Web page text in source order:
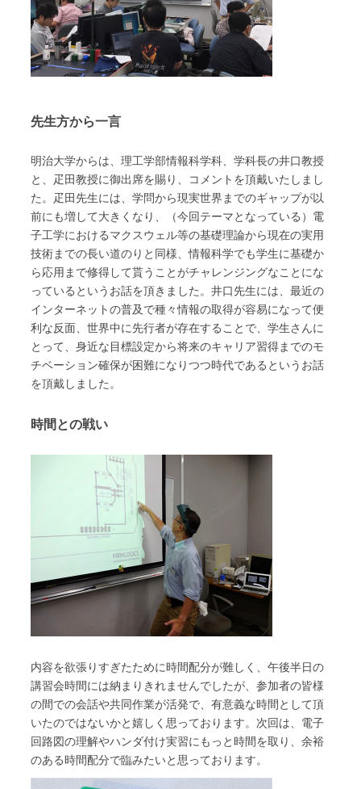
先生方から一言
明治大学からは、理工学部情報科学科、学科長の井口教授
と、疋田教授に御出席を賜り、コメントを頂戴いたしまし
た。疋田先生には、学問から現実世界までのギャップが以
前にも増して大きくなり、（今回テーマとなっている）電
子工学におけるマクスウェル等の基礎理論から現在の実用
技術までの長い道のりと同様、情報科学でも学生に基礎か
ら応用まで修得して貰うことがチャレンジングなことにな
っているというお話を頂きました。井口先生には、最近の
インターネットの普及で種々情報の取得が容易になって便
利な反面、世界中に先行者が存在することで、学生さんに
とって、身近な目標設定から将来のキャリア習得までのモ
チベーション確保が困難になりつつ時代であるというお話
を頂戴しました。
時間との戦い
内容を欲張りすぎたために時間配分が難しく、午後半日の
講習会時間には納まりきれませんでしたが、参加者の皆様
の間での会話や共同作業が活発で、有意義な時間として頂
いたのではないかと嬉しく思っております。次回は、電子
回路図の理解やハンダ付け実習にもっと時間を取り、余裕
のある時間配分で臨みたいと思っております。